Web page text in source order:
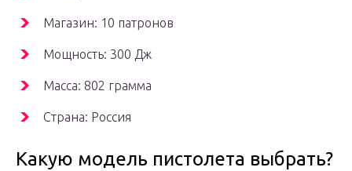
Магазин: 10 патронов
Мощность: 300 Дж
Масса: 802 грамма
Страна: Россия
Какую модель пистолета выбрать?